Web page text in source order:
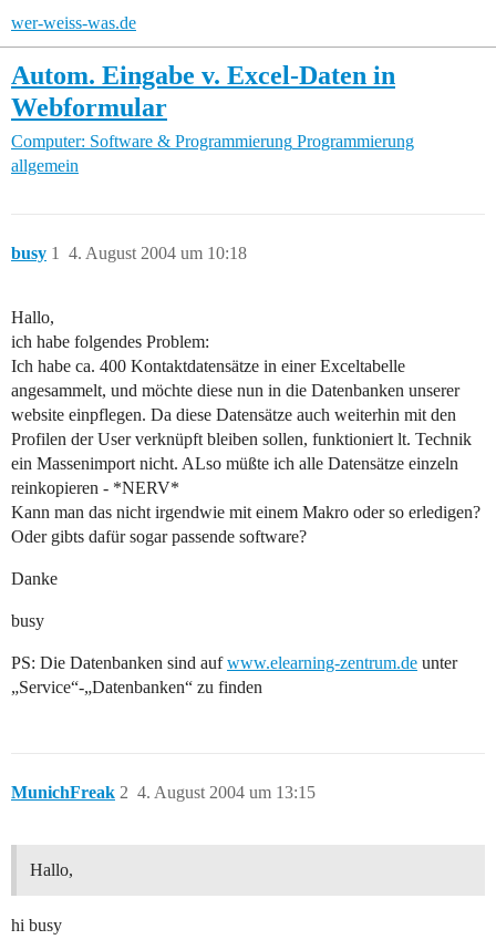
wer-weiss-was.de
Autom. Eingabe v. Excel-Daten in
Webformular
Computer: Software & Programmierung Programmierung
allgemein
busy 4. August 2004 um 10:18
1
Hallo,
ich habe folgendes Problem:
Ich habe ca. 400 Kontaktdatensätze in einer Exceltabelle
angesammelt, und möchte diese nun in die Datenbanken unserer
website einpflegen. Da diese Datensätze auch weiterhin mit den
Profilen der User verknüpft bleiben sollen, funktioniert lt. Technik
ein Massenimport nicht. ALso müßte ich alle Datensätze einzeln
reinkopieren - *NERV*
Kann man das nicht irgendwie mit einem Makro oder so erledigen?
Oder gibts dafür sogar passende software?
Danke
busy
PS: Die Datenbanken sind aufwww.elearning-zentrum.de unter
„Service“-„Datenbanken“ zu finden
MunichFreak 4. August 2004 um 13:15
2
Hallo,
hi busy